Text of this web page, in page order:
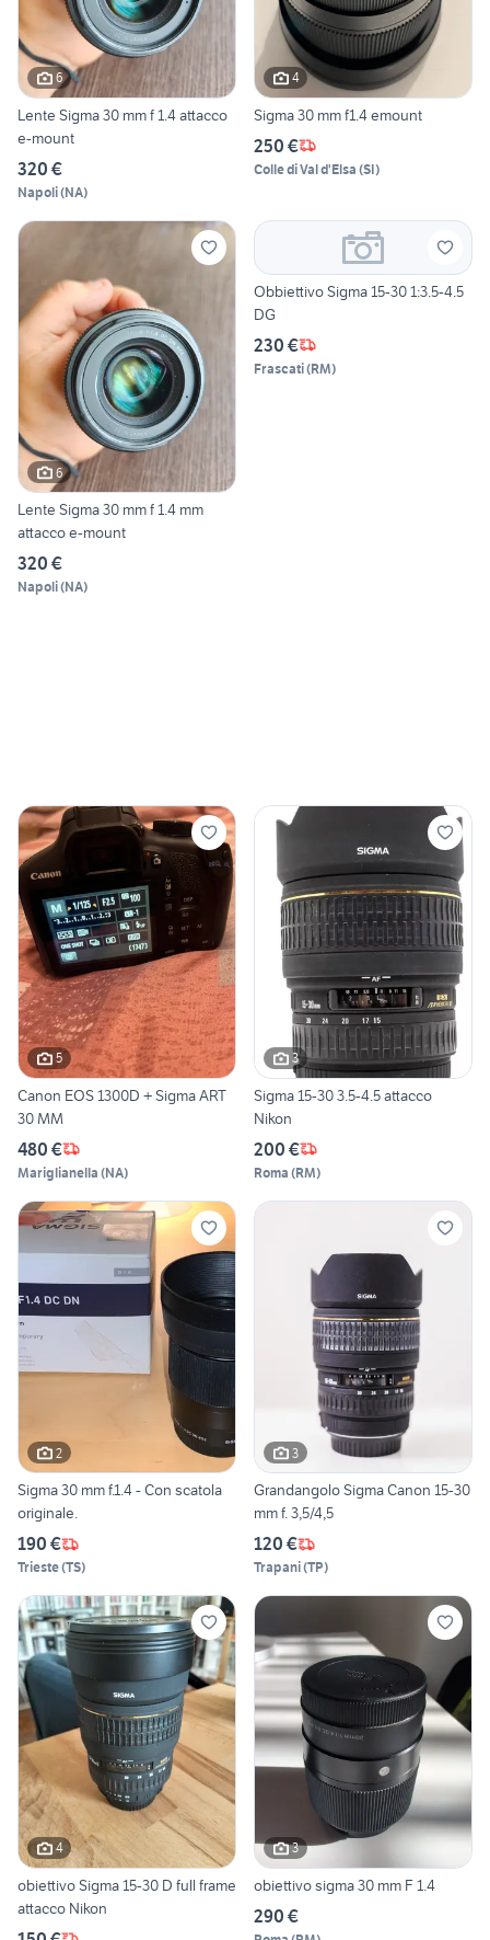
6
Lente Sigma 30 mm f 1.4 attacco
e-mount
320 €
Napoli(NA)
4
Sigma 30 mm f1.4 emount
250 €
Colle di Val d'Elsa (SI)
6
Lente Sigma 30 mm f 1.4 mm
attacco e-mount
320 €
Napoli(NA)
Obbiettivo Sigma 15-30 1:3.5-4.5
DG
230 €
Frascati(RM)
5
Canon EOS 1300D + Sigma ART
30 MM
480 €
Mariglianella (NA)
3
Sigma 15-30 3.5-4.5 attacco
Nikon
200 €
Roma (RM)
2
Sigma 30 mm f.1.4 - Con scatola
originale.
190 €
Trieste(TS)
3
Grandangolo Sigma Canon 15-30
mm f. 3,5/4,5
120 €
Trapani(TP)
4
obiettivo Sigma 15-30 D full frame
attacco Nikon
3
obiettivo sigma 30 mm F 1.4
290 €